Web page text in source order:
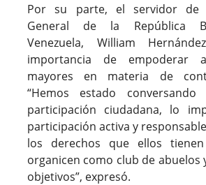
Por su parte, el servidor de
General de la República
Venezuela, William
importancia de empoderar
mayores en materia de
“Hemos estado
participación ciudadana, lo
participación activa y
los derechos que ellos
organicen como club de abuelos
objetivos”, expresó.